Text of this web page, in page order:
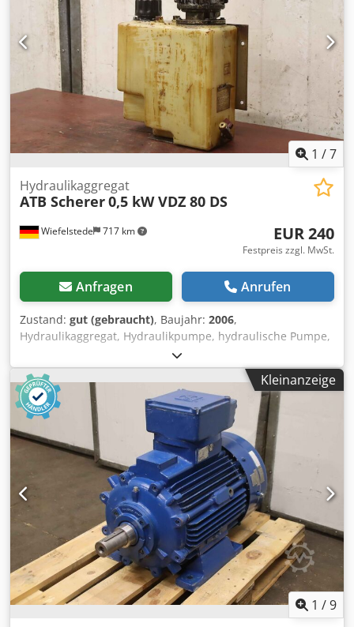
1 /7
Wiefelstede 717 km
Hydraulikaggregat
ATB Scherer0,5 kW VDZ 80 DS
EUR 240
Festpreis zzgl. MwSt.
Anfragen Anrufen
Zustand: gut (gebraucht), Baujahr: 2006,
Hydraulikaggregat, Hydraulikpumpe, hydraulische Pumpe,
Universalaggregat, Hydraulikstation, -Hersteller: Bosch,
Hydraulikaggregat mit Hydraulikbehälter aus
Vertikaldrehmaschine Scherer VDZ 80 DS -Motor: ATB 0,5
kW / 2820 U/min -Einzelkomponenten: siehe Fotos Dsdpfx
Amovw Rt Doyock -Abmessungen: 360/190/H540 mm -
Gewicht: 14 kg
Kleinanzeige
1 /9